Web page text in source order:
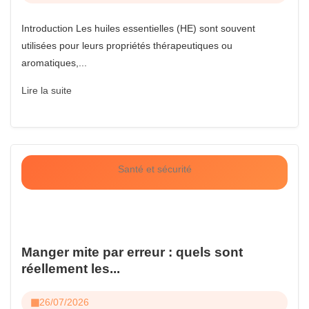
Introduction Les huiles essentielles (HE) sont souvent
utilisées pour leurs propriétés thérapeutiques ou
aromatiques,...
Lire la suite
Santé et sécurité
Manger mite par erreur : quels sont
réellement les...
26/07/2026